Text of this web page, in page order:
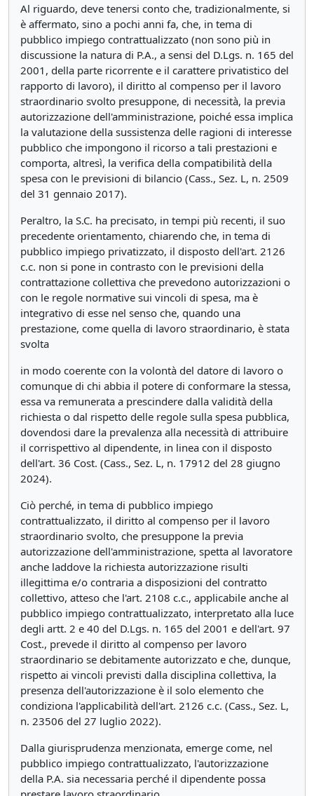
Al riguardo, deve tenersi conto che, tradizionalmente, si
è affermato, sino a pochi anni fa, che, in tema di
pubblico impiego contrattualizzato (non sono più in
discussione la natura di P.A., a sensi del D.Lgs. n. 165 del
2001, della parte ricorrente e il carattere privatistico del
rapporto di lavoro), il diritto al compenso per il lavoro
straordinario svolto presuppone, di necessità, la previa
autorizzazione dell'amministrazione, poiché essa implica
la valutazione della sussistenza delle ragioni di interesse
pubblico che impongono il ricorso a tali prestazioni e
comporta, altresì, la verifica della compatibilità della
spesa con le previsioni di bilancio (Cass., Sez. L, n. 2509
del 31 gennaio 2017).
Peraltro, la S.C. ha precisato, in tempi più recenti, il suo
precedente orientamento, chiarendo che, in tema di
pubblico impiego privatizzato, il disposto dell'art. 2126
c.c. non si pone in contrasto con le previsioni della
contrattazione collettiva che prevedono autorizzazioni o
con le regole normative sui vincoli di spesa, ma è
integrativo di esse nel senso che, quando una
prestazione, come quella di lavoro straordinario, è stata
svolta
in modo coerente con la volontà del datore di lavoro o
comunque di chi abbia il potere di conformare la stessa,
essa va remunerata a prescindere dalla validità della
richiesta o dal rispetto delle regole sulla spesa pubblica,
dovendosi dare la prevalenza alla necessità di attribuire
il corrispettivo al dipendente, in linea con il disposto
dell'art. 36 Cost. (Cass., Sez. L, n. 17912 del 28 giugno
2024).
Ciò perché, in tema di pubblico impiego
contrattualizzato, il diritto al compenso per il lavoro
straordinario svolto, che presuppone la previa
autorizzazione dell'amministrazione, spetta al lavoratore
anche laddove la richiesta autorizzazione risulti
illegittima e/o contraria a disposizioni del contratto
collettivo, atteso che l'art. 2108 c.c., applicabile anche al
pubblico impiego contrattualizzato, interpretato alla luce
degli artt. 2 e 40 del D.Lgs. n. 165 del 2001 e dell'art. 97
Cost., prevede il diritto al compenso per lavoro
straordinario se debitamente autorizzato e che, dunque,
rispetto ai vincoli previsti dalla disciplina collettiva, la
presenza dell'autorizzazione è il solo elemento che
condiziona l'applicabilità dell'art. 2126 c.c. (Cass., Sez. L,
n. 23506 del 27 luglio 2022).
Dalla giurisprudenza menzionata, emerge come, nel
pubblico impiego contrattualizzato, l'autorizzazione
della P.A. sia necessaria perché il dipendente possa